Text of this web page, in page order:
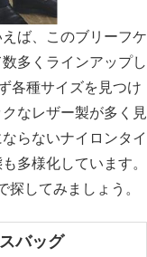
ば、このブリーフケ
多くラインアップし
各種サイズを見つけ
なレザー製が多く見
らないナイロンタイ
多様化しています。
してみましょう。
バッグ